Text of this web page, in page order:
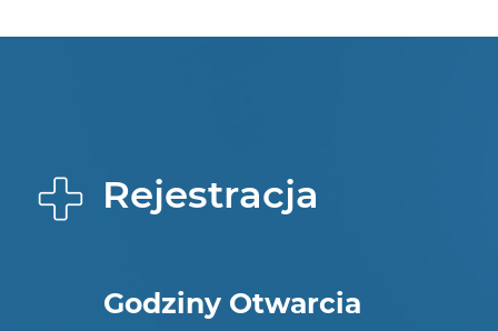
Godziny Otwarcia
Rejestracja